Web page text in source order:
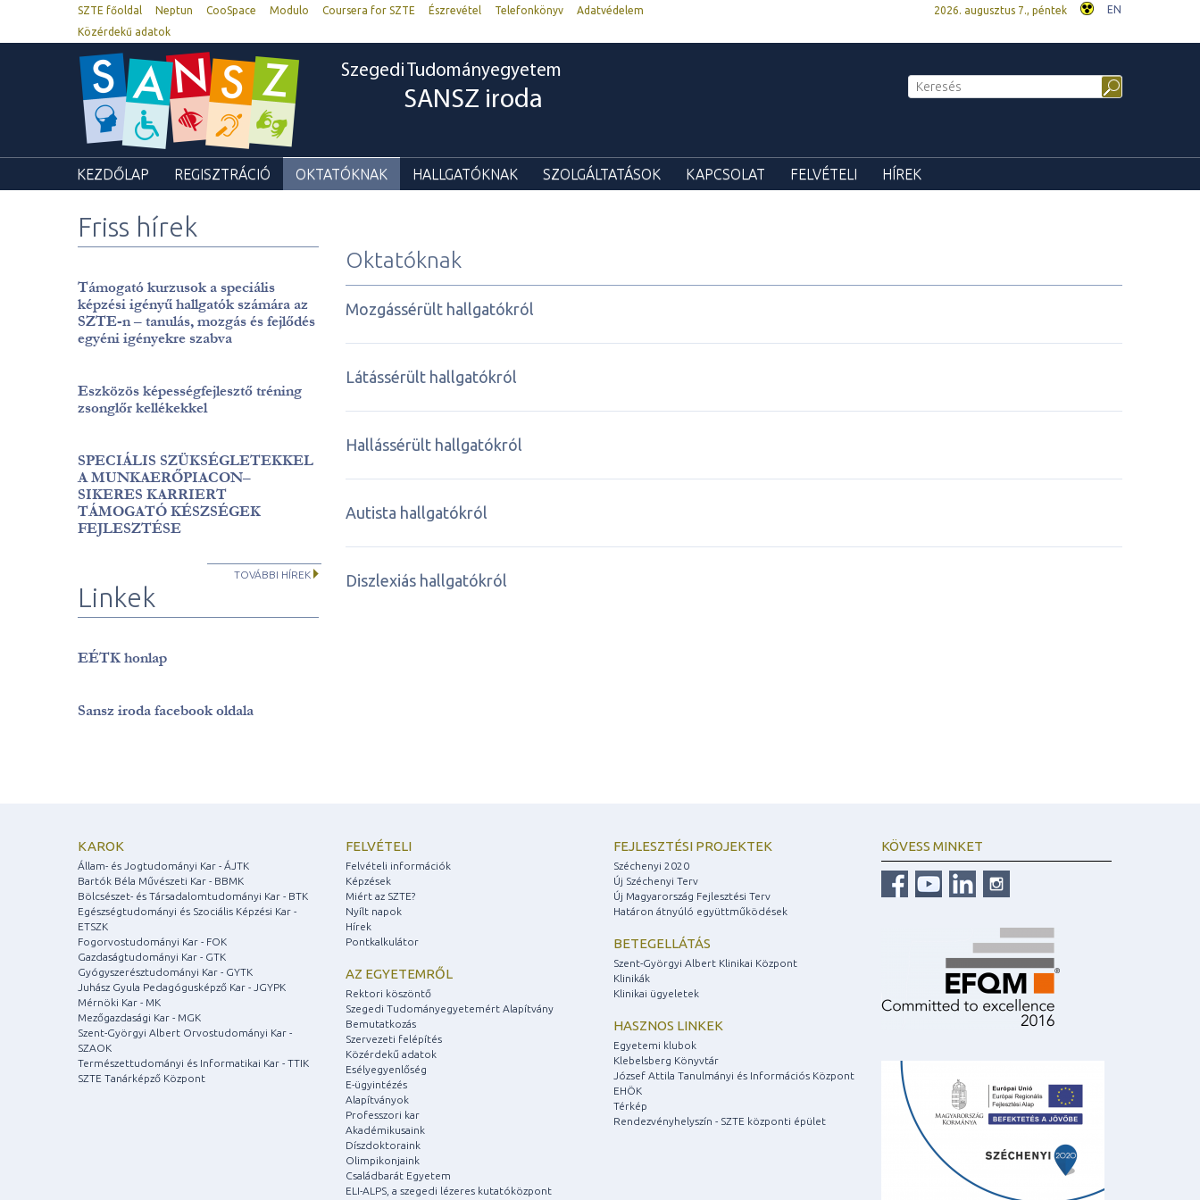
SZTE főoldal Neptun CooSpace Modulo Coursera for SZTE Észrevétel Telefonkönyv
Adatvédelem
Közérdekű adatok
2026. augusztus 7., péntek EN
Szegedi Tudományegyetem
SANSZ iroda
KEZDŐLAP REGISZTRÁCIÓ OKTATÓKNAK HALLGATÓKNAK SZOLGÁLTATÁSOK KAPCSOLAT FELVÉTELI HÍREK
Friss hírek
Támogató kurzusok a speciális
képzési igényű hallgatók számára az
SZTE-n – tanulás, mozgás és fejlődés
egyéni igényekre szabva
Eszközös képességfejlesztő tréning
zsonglőr kellékekkel
SPECIÁLIS SZÜKSÉGLETEKKEL
A MUNKAERŐPIACON–
SIKERES KARRIERT
TÁMOGATÓ KÉSZSÉGEK
FEJLESZTÉSE
TOVÁBBI HÍREK
Linkek
EÉTK honlap
Sansz iroda facebook oldala
Oktatóknak
Mozgássérült hallgatókról
Látássérült hallgatókról
Hallássérült hallgatókról
Autista hallgatókról
Diszlexiás hallgatókról
KAROK
Állam- és Jogtudományi Kar - ÁJTK
Bartók Béla Művészeti Kar - BBMK
Bölcsészet- és Társadalomtudományi Kar - BTK
Egészségtudományi és Szociális Képzési Kar -
ETSZK
Fogorvostudományi Kar - FOK
Gazdaságtudományi Kar - GTK
Gyógyszerésztudományi Kar - GYTK
Juhász Gyula Pedagógusképző Kar - JGYPK
Mérnöki Kar - MK
Mezőgazdasági Kar - MGK
Szent-Györgyi Albert Orvostudományi Kar -
SZAOK
Természettudományi és Informatikai Kar - TTIK
SZTE Tanárképző Központ
FELVÉTELI
Felvételi információk
Képzések
Miért az SZTE?
Nyílt napok
Hírek
Pontkalkulátor
AZ EGYETEMRŐL
Rektori köszöntő
Szegedi Tudományegyetemért Alapítvány
Bemutatkozás
Szervezeti felépítés
Közérdekű adatok
Esélyegyenlőség
E-ügyintézés
Alapítványok
Professzori kar
Akadémikusaink
Díszdoktoraink
Olimpikonjaink
Családbarát Egyetem
ELI-ALPS, a szegedi lézeres kutatóközpont
FEJLESZTÉSI PROJEKTEK
Széchenyi 2020
Új Széchenyi Terv
Új Magyarország Fejlesztési Terv
Határon átnyúló együttműködések
BETEGELLÁTÁS
Szent-Györgyi Albert Klinikai Központ
Klinikák
Klinikai ügyeletek
HASZNOS LINKEK
Egyetemi klubok
Klebelsberg Könyvtár
József Attila Tanulmányi és Információs Központ
EHÖK
Térkép
Rendezvényhelyszín - SZTE központi épület
KÖVESS MINKET